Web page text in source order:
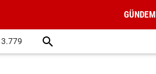
GÜNDEM